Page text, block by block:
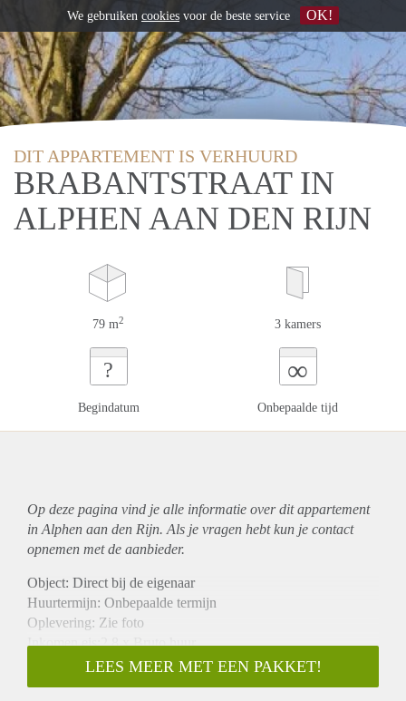
DIT APPARTEMENT IS VERHUURD
BRABANTSTRAAT IN
ALPHEN AAN DEN RIJN
79 m2 3 kamers
?
Begindatum
∞
Onbepaalde tijd
Op deze pagina vind je alle informatie over ditappartement
in Alphen aan den Rijn. Als je vragen hebt kun je contact
opnemen met de aanbieder.
Object: Direct bij de eigenaar
Huurtermijn: Onbepaalde termijn
Oplevering: Zie foto
Inkomen eis:2,8 x Bruto huur
Garantiestelling mogelijk: Ja
Borg: 1 Maand
LEES MEER MET EEN PAKKET!
We gebruiken cookies voor de beste service OK!